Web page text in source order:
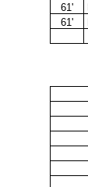
61'
61'